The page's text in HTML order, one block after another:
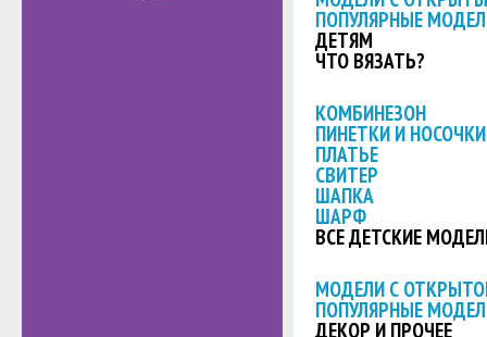
ПОПУЛЯРНЫЕ
ДЕТЯМ
ЧТО ВЯЗАТЬ?
КОМБИНЕЗОН
ПИНЕТКИ И НОСОЧКИ
ПЛАТЬЕ
СВИТЕР
ШАПКА
ШАРФ
ВСЕ ДЕТСКИЕ
МОДЕЛИ С
ПОПУЛЯРНЫЕ
ДЕКОР И ПРОЧЕЕ